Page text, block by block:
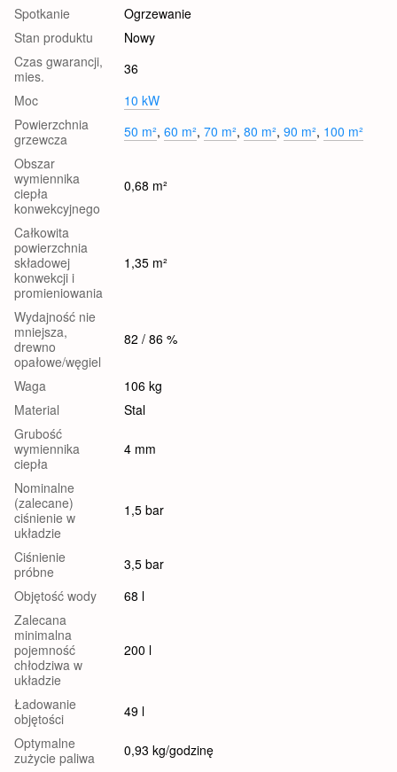
Spotkanie
Ogrzewanie
Stan produktu
Nowy
Czas gwarancji,
mies.
36
Moc
10 kW
Powierzchnia
grzewcza
50 m², 60 m², 70 m², 80 m², 90 m², 100 m²
Obszar
wymiennika
ciepła
konwekcyjnego
0,68 m²
Całkowita
powierzchnia
składowej
konwekcji i
promieniowania
1,35 m²
Wydajność nie
mniejsza,
drewno
opałowe/węgiel
82 / 86 %
Waga
106 kg
Material
Stal
Grubość
wymiennika
ciepła
4 mm
Nominalne
(zalecane)
ciśnienie w
układzie
1,5 bar
Ciśnienie
próbne
3,5 bar
Objętość wody
68 l
Zalecana
minimalna
pojemność
chłodziwa w
układzie
200 l
Ładowanie
objętości
49 l
Optymalne
zużycie paliwa
0,93 kg/godzinę